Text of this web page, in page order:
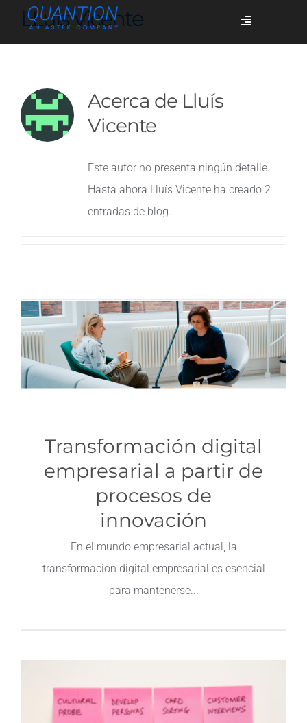
Toggle
Casos de éxito
Contacto
LLuis Vicente
Acerca de Lluís
Vicente
Este autor no presenta ningún detalle.
Hasta ahora Lluís Vicente ha creado 2
entradas de blog.
Transformación digital
empresarial a partir de
procesos de
innovación
En el mundo empresarial actual, la
transformación digital empresarial es esencial
para mantenerse